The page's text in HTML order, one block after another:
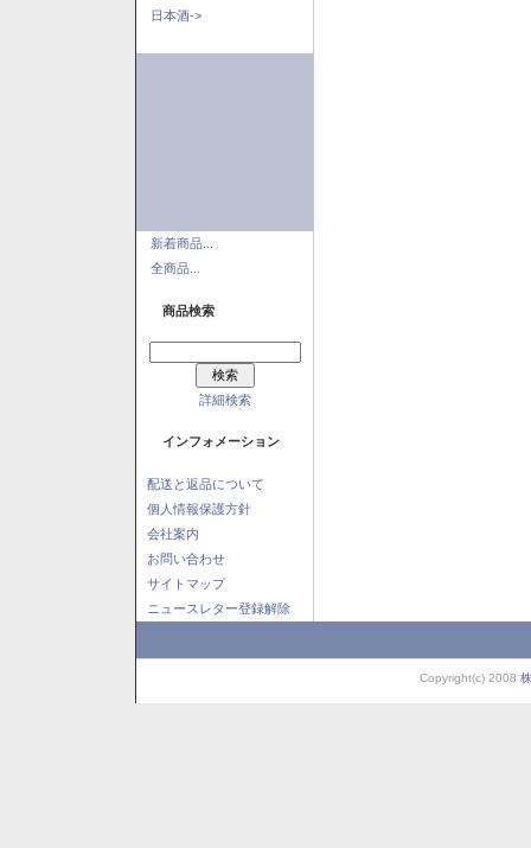
日本酒->
新着商品...
全商品...
商品検索
詳細検索
インフォメーション
配送と返品について
個人情報保護方針
会社案内
お問い合わせ
サイトマップ
ニュースレター登録解除
Copyright(c) 2008